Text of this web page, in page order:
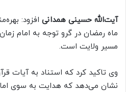
آیت‌الله حسینی همدانی افزود:
ماه رمضان در گرو توجه به امام
مسیر ولایت است.
وی تاکید کرد که استناد به آیات
نشان می‌دهد که هدایت به سوی